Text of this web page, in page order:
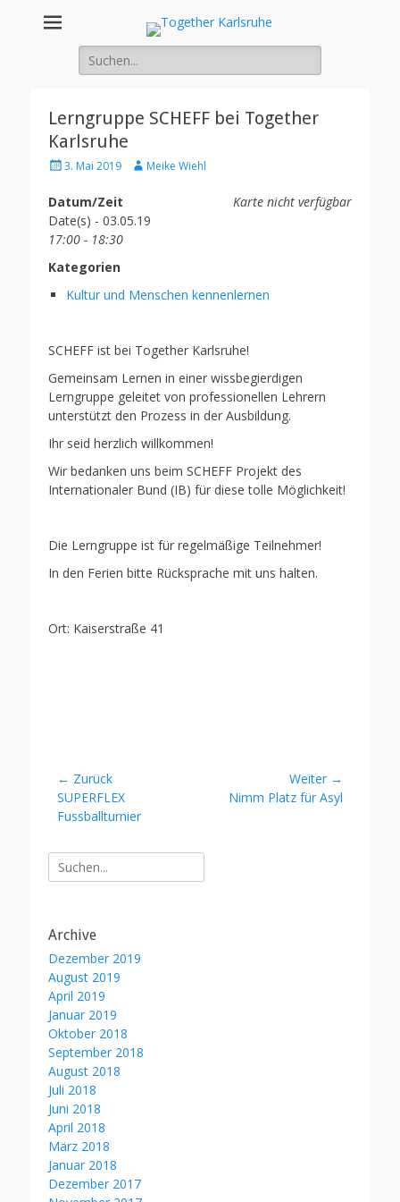
Together
Integration von jungen Menschen mit Fluchterfahrung und
Suche
nach:
Lerngruppe SCHEFF bei Together
Karlsruhe
Posted
3. Mai 2019 AuthorMeike Wiehl
Karte nicht verfügbar
Datum/Zeit
Date(s) - 03.05.19
17:00 - 18:30
Kategorien
Kultur und Menschen kennenlernen
SCHEFF ist bei Together Karlsruhe!
Gemeinsam Lernen in einer wissbegierdigen
Lerngruppe geleitet von professionellen Lehrern
unterstützt den Prozess in der Ausbildung.
Ihr seid herzlich willkommen!
Wir bedanken uns beim SCHEFF Projekt des
Internationaler Bund (IB) für diese tolle Möglichkeit!
Die Lerngruppe ist für regelmäßige Teilnehmer!
In den Ferien bitte Rücksprache mit uns halten.
Ort: Kaiserstraße 41
Beitragsnavigation
← Zurück
Vorheriger
Beitrag:
SUPERFLEX
Fussballturnier
Weiter →
NächsterNimm Platz für Asyl
Suche
nach:
Archive
Dezember 2019
August 2019
April 2019
Januar 2019
Oktober 2018
September 2018
August 2018
Juli 2018
Juni 2018
April 2018
März 2018
Januar 2018
Dezember 2017